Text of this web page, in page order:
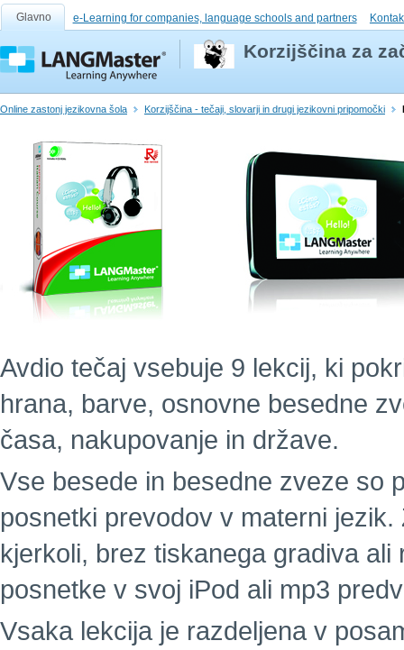
Glavno e-Learning for companies, language schools and partners
Korzijščina za
Online zastonj jezikovna šola Korzijščina - tečaji, slovarji in drugi jezikovni pripomočki
Avdio tečaj vsebuje 9 lekcij, ki
hrana, barve, osnovne besedne
časa, nakupovanje in države.
Vse besede in besedne zveze so
posnetki prevodov v materni
kjerkoli, brez tiskanega gradiva
posnetke v svoj iPod ali mp3
Vsaka lekcija je razdeljena v